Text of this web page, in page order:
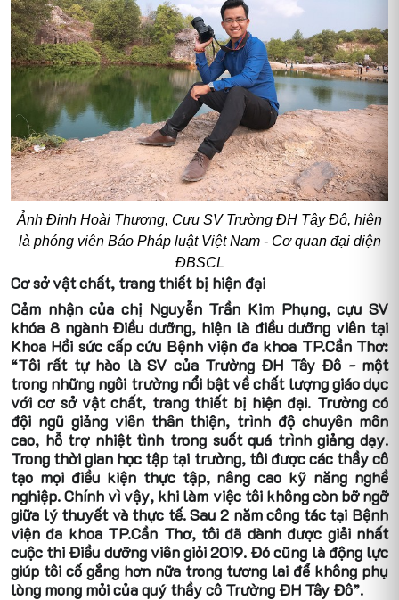
Ảnh Đinh Hoài Thương, Cựu SV Trường ĐH Tây Đô, hiện
là phóng viên Báo Pháp luật Việt Nam - Cơ quan đại diện
ĐBSCL
Cơ sở vật chất, trang thiết bị hiện đại
Cảm nhận của chị Nguyễn Trần Kim Phụng, cựu SV
khóa 8 ngành Điều dưỡng, hiện là điều dưỡng viên tại
Khoa Hồi sức cấp cứu Bệnh viện đa khoa TP.Cần Thơ:
“Tôi rất tự hào là SV của Trường ĐH Tây Đô - một
trong những ngôi trường nổi bật về chất lượng giáo dục
với cơ sở vật chất, trang thiết bị hiện đại. Trường có
đội ngũ giảng viên thân thiện, trình độ chuyên môn
cao, hỗ trợ nhiệt tình trong suốt quá trình giảng dạy.
Trong thời gian học tập tại trường, tôi được các thầy cô
tạo mọi điều kiện thực tập, nâng cao kỹ năng nghề
nghiệp. Chính vì vậy, khi làm việc tôi không còn bỡ ngỡ
giữa lý thuyết và thực tế. Sau 2 năm công tác tại Bệnh
viện đa khoa TP.Cần Thơ, tôi đã dành được giải nhất
cuộc thi Điều dưỡng viên giỏi 2019. Đó cũng là động lực
giúp tôi cố gắng hơn nữa trong tương lai để không phụ
lòng mong mỏi của quý thầy cô Trường ĐH Tây Đô”.